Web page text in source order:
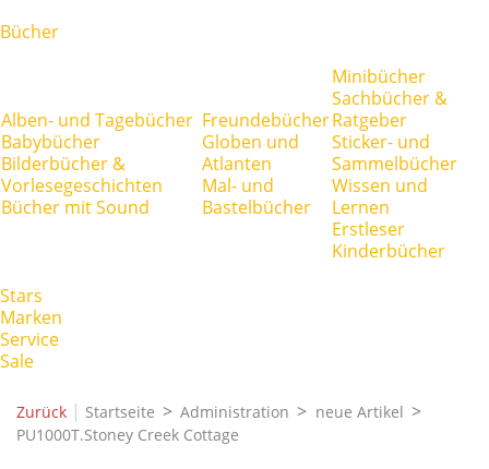
Bücher
Alben- und Tagebücher
Babybücher
Bilderbücher &
Vorlesegeschichten
Bücher mit Sound
Freundebücher
Globen und
Atlanten
Mal- und
Bastelbücher
Minibücher
Sachbücher &
Ratgeber
Sticker- und
Sammelbücher
Wissen und
Lernen
Erstleser
Kinderbücher
Stars
Marken
Service
Sale
Zurück | Startseite Administration
neue Artikel
PU1000T.Stoney Creek Cottage